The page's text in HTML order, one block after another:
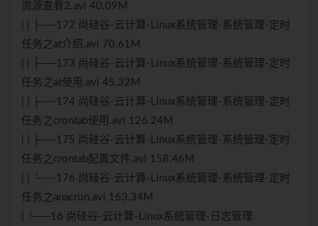
资源查看2.avi 40.09M
| | ├──172 尚硅谷-云计算-Linux系统管理-系统管理-定时
任务之at介绍.avi 70.61M
| | ├──173 尚硅谷-云计算-Linux系统管理-系统管理-定时
任务之at使用.avi 45.32M
| | ├──174 尚硅谷-云计算-Linux系统管理-系统管理-定时
任务之crontab使用.avi 126.24M
| | ├──175 尚硅谷-云计算-Linux系统管理-系统管理-定时
任务之crontab配置文件.avi 158.46M
| | └──176 尚硅谷-云计算-Linux系统管理-系统管理-定时
任务之anacron.avi 163.34M
| └──16 尚硅谷-云计算-Linux系统管理-日志管理